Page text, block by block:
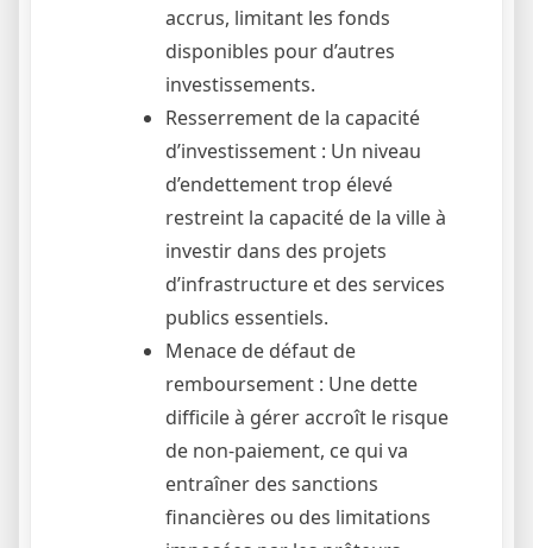
accrus, limitant les fonds
disponibles pour d’autres
investissements.
Resserrement de la capacité
d’investissement : Un niveau
d’endettement trop élevé
restreint la capacité de la ville à
investir dans des projets
d’infrastructure et des services
publics essentiels.
Menace de défaut de
remboursement : Une dette
difficile à gérer accroît le risque
de non-paiement, ce qui va
entraîner des sanctions
financières ou des limitations